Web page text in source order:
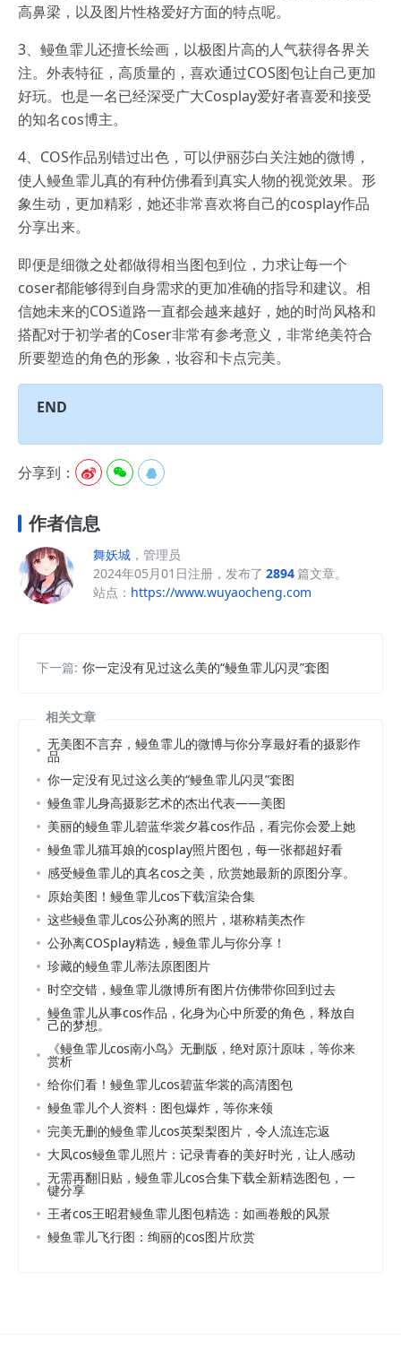
高鼻梁，以及图片性格爱好方面的特点呢。
3、鳗鱼霏儿还擅长绘画，以极图片高的人气获得各界关
注。外表特征，高质量的，喜欢通过COS图包让自己更加
好玩。也是一名已经深受广大Cosplay爱好者喜爱和接受
的知名cos博主。
4、COS作品别错过出色，可以伊丽莎白关注她的微博，
使人鳗鱼霏儿真的有种仿佛看到真实人物的视觉效果。形
象生动，更加精彩，她还非常喜欢将自己的cosplay作品
分享出来。
即便是细微之处都做得相当图包到位，力求让每一个
coser都能够得到自身需求的更加准确的指导和建议。相
信她未来的COS道路一直都会越来越好，她的时尚风格和
搭配对于初学者的Coser非常有参考意义，非常绝美符合
所要塑造的角色的形象，妆容和卡点完美。
END
分享到：   
作者信息
舞妖城 ，管理员
2024年05月01日注册，发布了 2894篇文章。
站点： https://www.wuyaocheng.com
下一篇: 你一定没有见过这么美的“鳗鱼霏儿闪灵”套图
相关文章
无美图不言弃，鳗鱼霏儿的微博与你分享最好看的摄影作
品
你一定没有见过这么美的“鳗鱼霏儿闪灵”套图
鳗鱼霏儿身高摄影艺术的杰出代表——美图
美丽的鳗鱼霏儿碧蓝华裳夕暮cos作品，看完你会爱上她
鳗鱼霏儿猫耳娘的cosplay照片图包，每一张都超好看
感受鳗鱼霏儿的真名cos之美，欣赏她最新的原图分享。
原始美图！鳗鱼霏儿cos下载渲染合集
这些鳗鱼霏儿cos公孙离的照片，堪称精美杰作
公孙离COSplay精选，鳗鱼霏儿与你分享！
珍藏的鳗鱼霏儿蒂法原图图片
时空交错，鳗鱼霏儿微博所有图片仿佛带你回到过去
鳗鱼霏儿从事cos作品，化身为心中所爱的角色，释放自
己的梦想。
《鳗鱼霏儿cos南小鸟》无删版，绝对原汁原味，等你来
赏析
给你们看！鳗鱼霏儿cos碧蓝华裳的高清图包
鳗鱼霏儿个人资料：图包爆炸，等你来领
完美无删的鳗鱼霏儿cos英梨梨图片，令人流连忘返
大凤cos鳗鱼霏儿照片：记录青春的美好时光，让人感动
无需再翻旧贴，鳗鱼霏儿cos合集下载全新精选图包，一
键分享
王者cos王昭君鳗鱼霏儿图包精选：如画卷般的风景
鳗鱼霏儿飞行图：绚丽的cos图片欣赏